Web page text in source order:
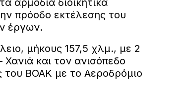
αρμόδια διοικητικά
πρόοδο εκτέλεσης του
έργων.
μήκους 157,5 χλμ., με 2
και τον ανισόπεδο
του ΒΟΑΚ με το Αεροδρόμιο